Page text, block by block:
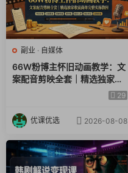
副业 · 自媒体
66W粉博主怀旧动画教学：文
案配音剪映全套｜精选独家收
29
优课优选 2026-08-08